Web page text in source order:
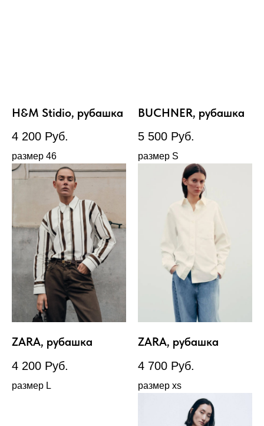
H&M Stidio, рубашка
4 200 Руб.
размер 46
BUCHNER, рубашка
5 500 Руб.
размер S
ZARA, рубашка
4 200 Руб.
размер L
ZARA, рубашка
4 700 Руб.
размер xs